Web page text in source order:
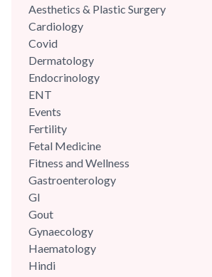
Aesthetics & Plastic Surgery
Cardiology
Covid
Dermatology
Endocrinology
ENT
Events
Fertility
Fetal Medicine
Fitness and Wellness
Gastroenterology
GI
Gout
Gynaecology
Haematology
Hindi